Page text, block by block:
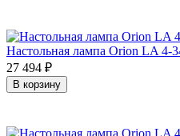
Настольная лампа Orion LA 4-
27 494 ₽
В корзину